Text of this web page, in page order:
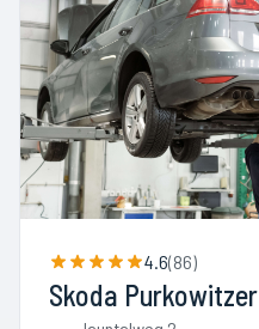
4.6(86)
Skoda Purkowitzer